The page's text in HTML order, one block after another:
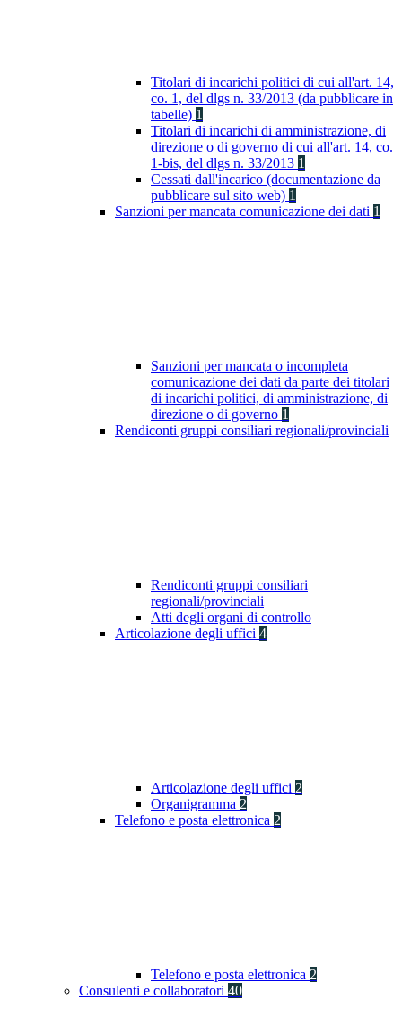
Titolari di incarichi politici di cui all'art. 14,
co. 1, del dlgs n. 33/2013 (da pubblicare in
tabelle) 1
Titolari di incarichi di amministrazione, di
direzione o di governo di cui all'art. 14, co.
1-bis, del dlgs n. 33/2013 1
Cessati dall'incarico (documentazione da
pubblicare sul sito web) 1
Sanzioni per mancata comunicazione dei dati 1
Sanzioni per mancata o incompleta
comunicazione dei dati da parte dei titolari
di incarichi politici, di amministrazione, di
direzione o di governo 1
Rendiconti gruppi consiliari regionali/provinciali
Rendiconti gruppi consiliari
regionali/provinciali
Atti degli organi di controllo
Articolazione degli uffici 4
Articolazione degli uffici 2
Organigramma 2
Telefono e posta elettronica 2
Telefono e posta elettronica 2
Consulenti e collaboratori 40